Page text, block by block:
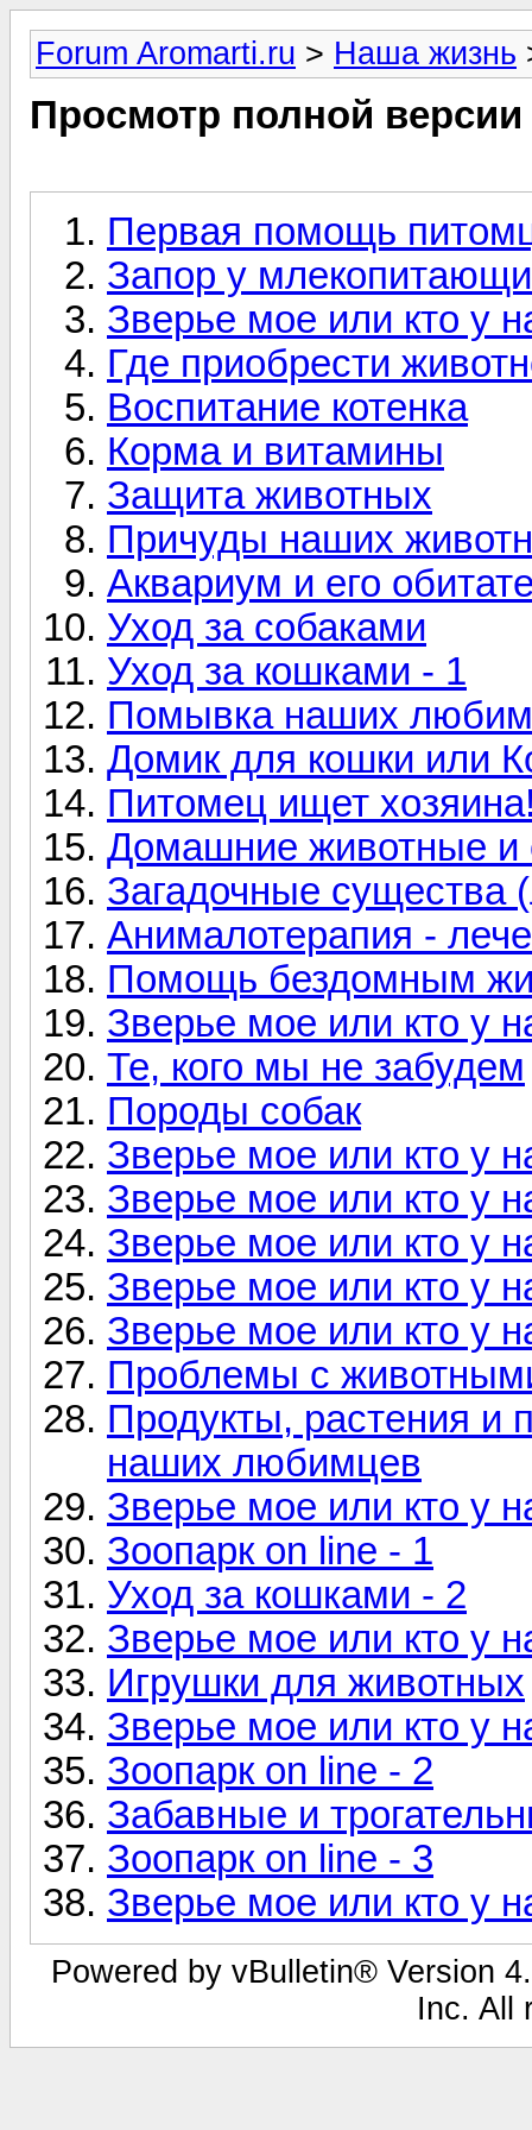
Forum Aromarti.ru > Наша жизнь
Просмотр полной
Первая помощь
Запор у
Зверье мое или кто у
Где приобрести
Воспитание котенка
Корма и витамины
Защита животных
Причуды наших
Аквариум и его
Уход за собаками
Уход за кошками - 1
Помывка наших
Домик для кошки или
Питомец ищет
Домашние животные и
Загадочные существа
Анималотерапия -
Помощь бездомным
Зверье мое или кто у
Те, кого мы не забудем
Породы собак
Зверье мое или кто у
Зверье мое или кто у
Зверье мое или кто у
Зверье мое или кто у
Зверье мое или кто у
Проблемы с
Продукты, растения и
наших любимцев
Зверье мое или кто у
Зоопарк on line - 1
Уход за кошками - 2
Зверье мое или кто у
Игрушки для животных
Зверье мое или кто у
Зоопарк on line - 2
Забавные и
Зоопарк on line - 3
Зверье мое или кто у
Powered by vBulletin® Version
Inc. All